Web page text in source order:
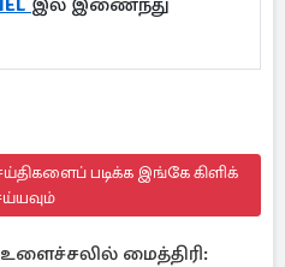
இல் இணைந்து
படிக்க இங்கே கிளிக்
மைத்திரி: